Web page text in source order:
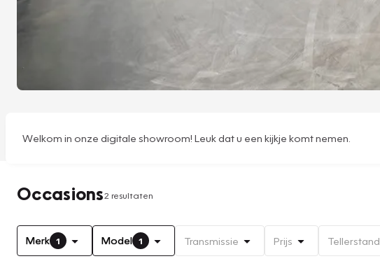
Welkom in onze digitale showroom! Leuk dat u een kijkje komt nemen.
Occasions2 resultaten
Merk 1 Model 1 Transmissie Prijs Tellerstand